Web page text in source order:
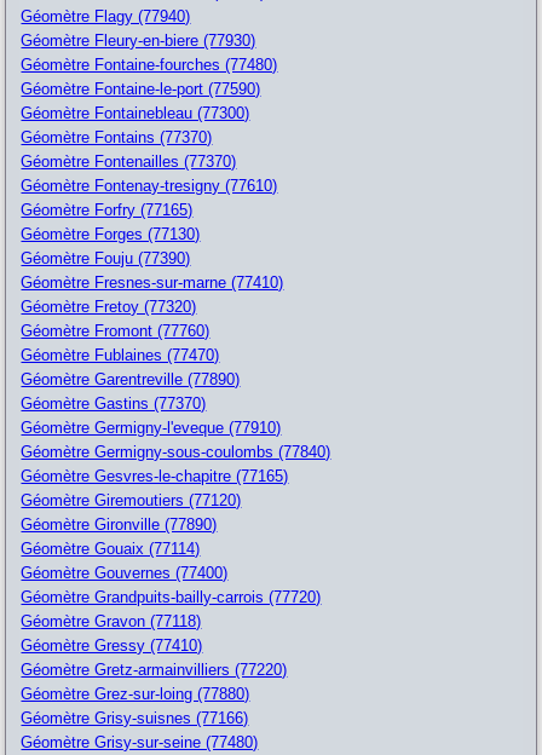
Géomètre Flagy (77940)
Géomètre Fleury-en-biere (77930)
Géomètre Fontaine-fourches (77480)
Géomètre Fontaine-le-port (77590)
Géomètre Fontainebleau (77300)
Géomètre Fontains (77370)
Géomètre Fontenailles (77370)
Géomètre Fontenay-tresigny (77610)
Géomètre Forfry (77165)
Géomètre Forges (77130)
Géomètre Fouju (77390)
Géomètre Fresnes-sur-marne (77410)
Géomètre Fretoy (77320)
Géomètre Fromont (77760)
Géomètre Fublaines (77470)
Géomètre Garentreville (77890)
Géomètre Gastins (77370)
Géomètre Germigny-l'eveque (77910)
Géomètre Germigny-sous-coulombs (77840)
Géomètre Gesvres-le-chapitre (77165)
Géomètre Giremoutiers (77120)
Géomètre Gironville (77890)
Géomètre Gouaix (77114)
Géomètre Gouvernes (77400)
Géomètre Grandpuits-bailly-carrois (77720)
Géomètre Gravon (77118)
Géomètre Gressy (77410)
Géomètre Gretz-armainvilliers (77220)
Géomètre Grez-sur-loing (77880)
Géomètre Grisy-suisnes (77166)
Géomètre Grisy-sur-seine (77480)